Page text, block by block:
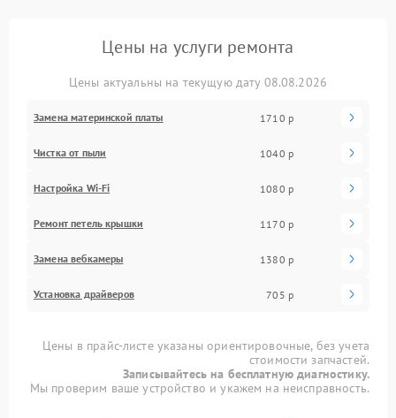
Цены на услуги ремонта
Цены актуальны на текущую дату 08.08.2026
Замена материнской платы 1710 р
Чистка от пыли 1040 р
Настройка Wi-Fi 1080 р
Ремонт петель крышки 1170 р
Замена вебкамеры 1380 р
Установка драйверов 705 р
Цены в прайс-листе указаны ориентировочные, без учета
стоимости запчастей.
Записывайтесь на бесплатную диагностику.
Мы проверим ваше устройство и укажем на неисправность.